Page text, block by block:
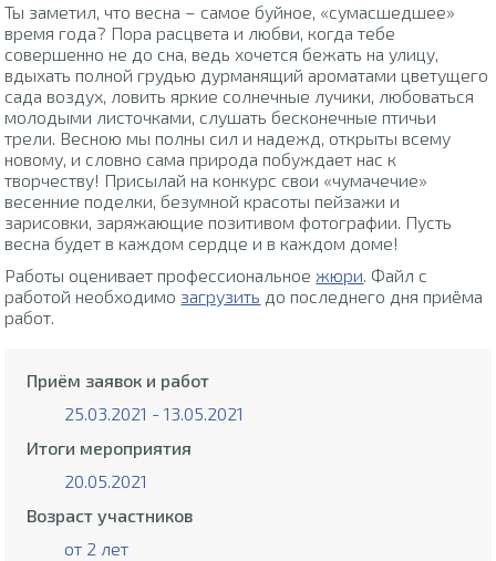
Ты заметил, что весна – самое буйное, «сумасшедшее»
время года? Пора расцвета и любви, когда тебе
совершенно не до сна, ведь хочется бежать на улицу,
вдыхать полной грудью дурманящий ароматами цветущего
сада воздух, ловить яркие солнечные лучики, любоваться
молодыми листочками, слушать бесконечные птичьи
трели. Весною мы полны сил и надежд, открыты всему
новому, и словно сама природа побуждает нас к
творчеству! Присылай на конкурс свои «чумачечие»
весенние поделки, безумной красоты пейзажи и
зарисовки, заряжающие позитивом фотографии. Пусть
весна будет в каждом сердце и в каждом доме!
Работы оценивает профессиональное жюри. Файл с
работой необходимо загрузить до последнего дня приёма
работ.
Приём заявок и работ
25.03.2021 - 13.05.2021
Итоги мероприятия
20.05.2021
Возраст участников
от 2 лет